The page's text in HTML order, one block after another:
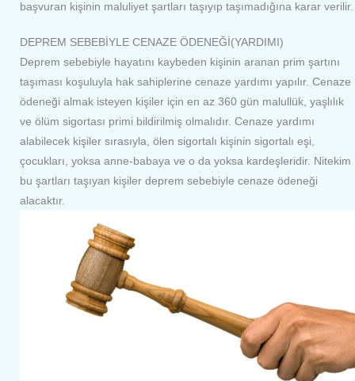
başvuran kişinin maluliyet şartları taşıyıp taşımadığına karar verilir.
DEPREM SEBEBİYLE CENAZE ÖDENEĞİ(YARDIMI)
Deprem sebebiyle hayatını kaybeden kişinin aranan prim şartını
taşıması koşuluyla hak sahiplerine cenaze yardımı yapılır. Cenaze
ödeneği almak isteyen kişiler için en az 360 gün malullük, yaşlılık
ve ölüm sigortası primi bildirilmiş olmalıdır. Cenaze yardımı
alabilecek kişiler sırasıyla, ölen sigortalı kişinin sigortalı eşi,
çocukları, yoksa anne-babaya ve o da yoksa kardeşleridir. Nitekim
bu şartları taşıyan kişiler deprem sebebiyle cenaze ödeneği
alacaktır.